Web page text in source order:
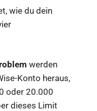
wie du dein
werden
Konto heraus,
oder 20.000
dieses Limit